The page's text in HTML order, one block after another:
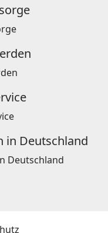
Deutschland